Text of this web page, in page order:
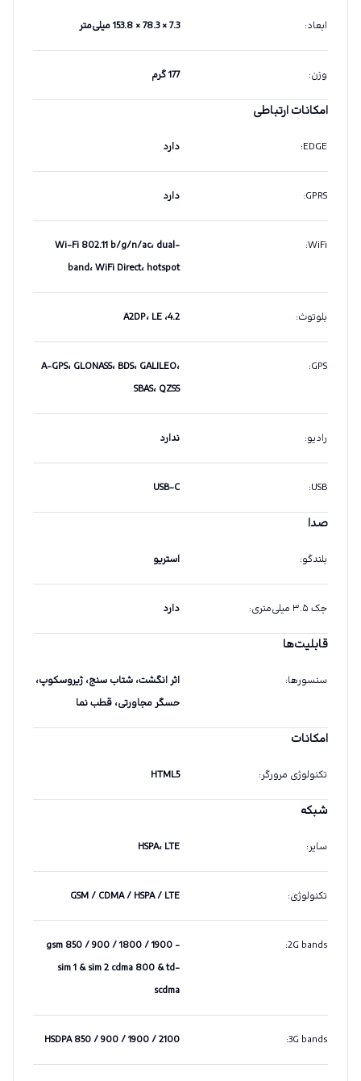
ابعاد: 7.3 × 78.3 × 153.8 میلی‌متر
وزن: 177 گرم
امکانات ارتباطی
EDGE
: دارد
GPRS
: دارد
WiFi
:
Wi-Fi 802.11 b/g/n/ac، dual-
band، WiFi Direct، hotspot
بلوتوث: 4.2، A2DP، LE
GPS
:
A-GPS، GLONASS، BDS، GALILEO،
SBAS، QZSS
رادیو: ندارد
USB
:
USB-C
صدا
بلندگو: استریو
جک ۳.۵ میلی‌متری : دارد
قابلیت‌ها
سنسورها:
اثر انگشت، شتاب سنج، ژیروسکوپ،
حسگر مجاورتی، قطب نما
امکانات
تکنولوژی مرورگر:
HTML5
شبکه
سایر: HSPA، LTE
تکنولوژی:
GSM / CDMA / HSPA / LTE
2G bands
:
gsm 850 / 900 / 1800 / 1900 -
sim 1 & sim 2 cdma 800 & td-
scdma
3G bands
:
HSDPA 850 / 900 / 1900 / 2100